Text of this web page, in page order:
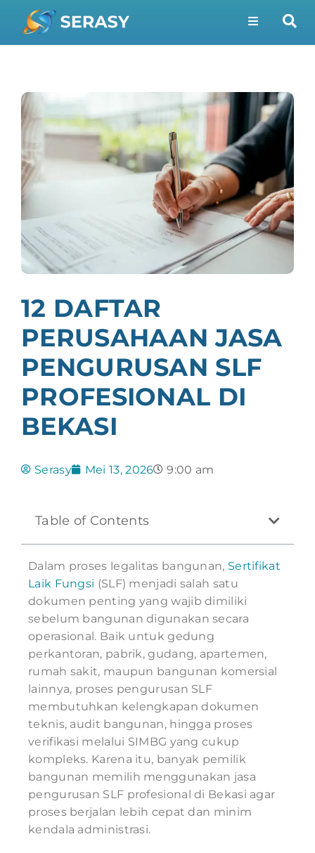
12 DAFTAR
PERUSAHAAN JASA
PENGURUSAN SLF
PROFESIONAL DI
BEKASI
Serasy Mei 13, 2026 9:00 am
Table of Contents
Dalam proses legalitas bangunan, Sertifikat
Laik Fungsi (SLF) menjadi salah satu
dokumen penting yang wajib dimiliki
sebelum bangunan digunakan secara
operasional. Baik untuk gedung
perkantoran, pabrik, gudang, apartemen,
rumah sakit, maupun bangunan komersial
lainnya, proses pengurusan SLF
membutuhkan kelengkapan dokumen
teknis, audit bangunan, hingga proses
verifikasi melalui SIMBG yang cukup
kompleks. Karena itu, banyak pemilik
bangunan memilih menggunakan jasa
pengurusan SLF profesional di Bekasi agar
proses berjalan lebih cepat dan minim
kendala administrasi.